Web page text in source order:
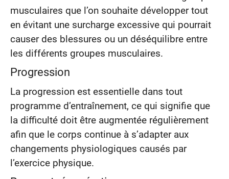
musculaires que l’on souhaite développer tout
en évitant une surcharge excessive qui pourrait
causer des blessures ou un déséquilibre entre
les différents groupes musculaires.
Progression
La progression est essentielle dans tout
programme d’entraînement, ce qui signifie que
la difficulté doit être augmentée régulièrement
afin que le corps continue à s’adapter aux
changements physiologiques causés par
l’exercice physique.